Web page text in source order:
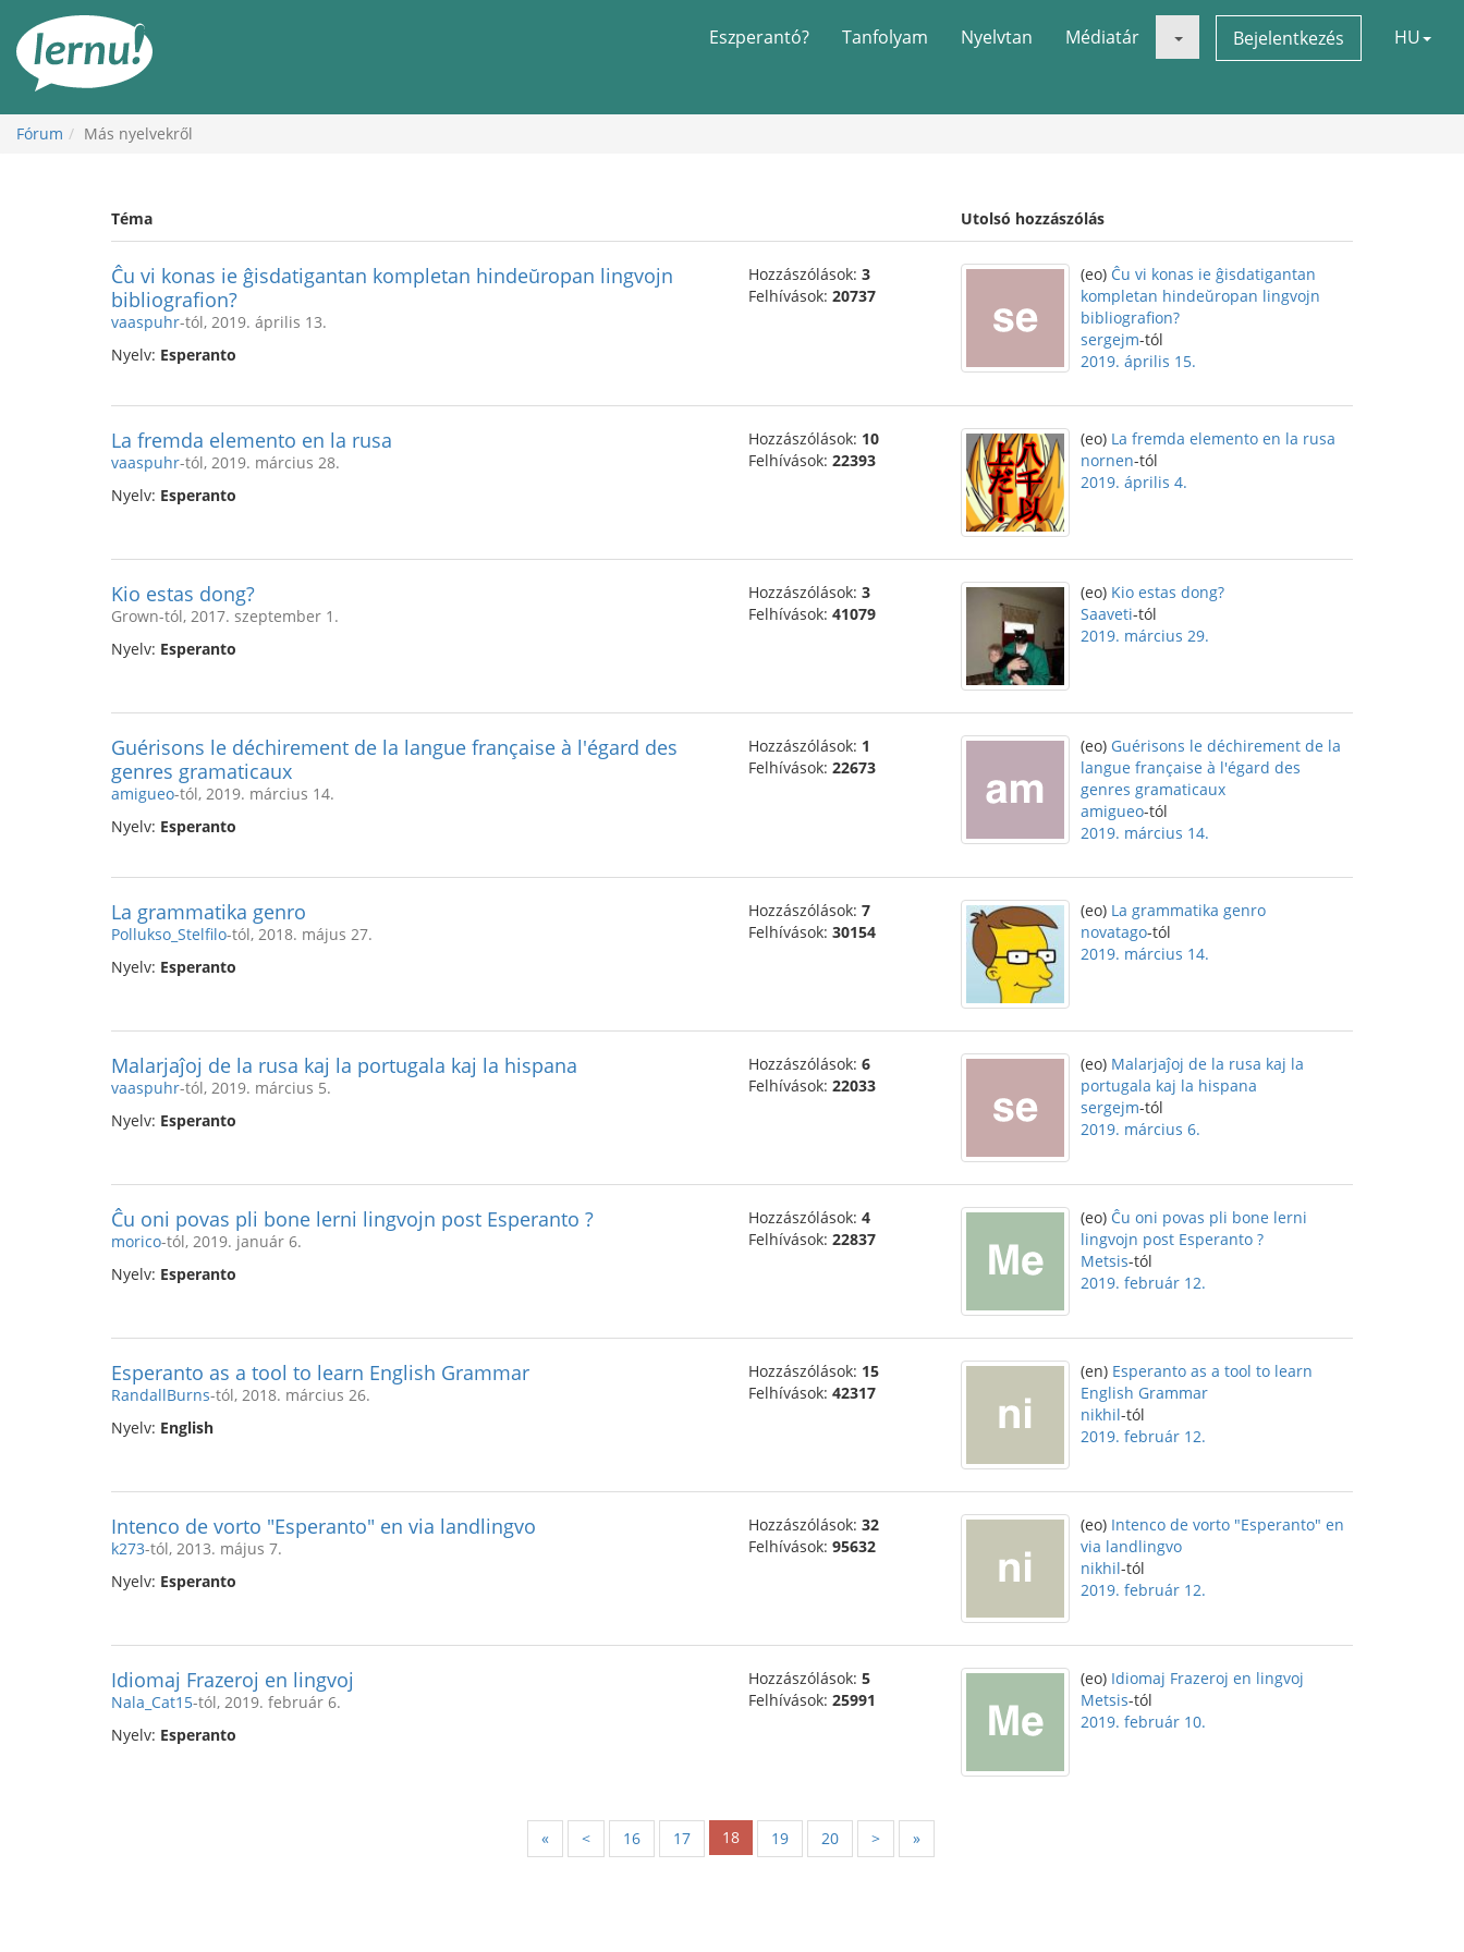
Eszperantó? Tanfolyam Nyelvtan Médiatár Bejelentkezés HU
Fórum Más nyelvekről
Téma Utolsó hozzászólás
Ĉu vi konas ie ĝisdatigantan kompletan hindeŭropan lingvojn
bibliografion?
vaaspuhr-tól, 2019. április 13.
Nyelv: Esperanto
Hozzászólások: 3
Felhívások: 20737
(eo) Ĉu vi konas ie ĝisdatigantan
kompletan hindeŭropan lingvojn
bibliografion?
sergejm-tól
2019. április 15.
La fremda elemento en la rusa
vaaspuhr-tól, 2019. március 28.
Nyelv: Esperanto
Hozzászólások: 10
Felhívások: 22393
(eo) La fremda elemento en la rusa
nornen-tól
2019. április 4.
Kio estas dong?
Grown-tól, 2017. szeptember 1.
Nyelv: Esperanto
Hozzászólások: 3
Felhívások: 41079
(eo) Kio estas dong?
Saaveti-tól
2019. március 29.
Guérisons le déchirement de la langue française à l'égard des
genres gramaticaux
amigueo-tól, 2019. március 14.
Nyelv: Esperanto
Hozzászólások: 1
Felhívások: 22673
(eo) Guérisons le déchirement de la
langue française à l'égard des
genres gramaticaux
amigueo-tól
2019. március 14.
La grammatika genro
Pollukso_Stelfilo-tól, 2018. május 27.
Nyelv: Esperanto
Hozzászólások: 7
Felhívások: 30154
(eo) La grammatika genro
novatago-tól
2019. március 14.
Malarjaĵoj de la rusa kaj la portugala kaj la hispana
vaaspuhr-tól, 2019. március 5.
Nyelv: Esperanto
Hozzászólások: 6
Felhívások: 22033
(eo) Malarjaĵoj de la rusa kaj la
portugala kaj la hispana
sergejm-tól
2019. március 6.
Ĉu oni povas pli bone lerni lingvojn post Esperanto ?
morico-tól, 2019. január 6.
Nyelv: Esperanto
Hozzászólások: 4
Felhívások: 22837
(eo) Ĉu oni povas pli bone lerni
lingvojn post Esperanto ?
Metsis-tól
2019. február 12.
Esperanto as a tool to learn English Grammar
RandallBurns-tól, 2018. március 26.
Nyelv: English
Hozzászólások: 15
Felhívások: 42317
(en) Esperanto as a tool to learn
English Grammar
nikhil-tól
2019. február 12.
Intenco de vorto "Esperanto" en via landlingvo
k273-tól, 2013. május 7.
Nyelv: Esperanto
Hozzászólások: 32
Felhívások: 95632
(eo) Intenco de vorto "Esperanto" en
via landlingvo
nikhil-tól
2019. február 12.
Idiomaj Frazeroj en lingvoj
Nala_Cat15-tól, 2019. február 6.
Nyelv: Esperanto
Hozzászólások: 5
Felhívások: 25991
(eo) Idiomaj Frazeroj en lingvoj
Metsis-tól
2019. február 10.
« < 16 17 18 19 20 > »